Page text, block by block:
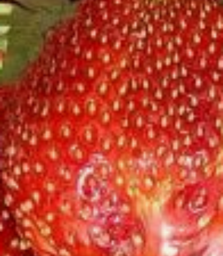
обрывать, не говоря уже
о завязывании плодов, — пусть
не тратят лишние силы.
Когда усы достигнут длины 20 —
30 см, а розеточка не менее 1,5 —
2 см в диаметре, обрезаем
или обрываем ее (придерживая
материнский кустик). Вот теперь-
то и вступают в силу ваши
родительские обязанности. Вы
должны будете обеспечить этих
крох всем самым необходимым —
питанием и влагой.Здесь
возможно два варианта:
Опустить концы усов
в питательный раствор,
закрепив их концы в сосуде,
чтобы случайно не выскочили.
А сами розеточки либо
оставить как есть и подождать,
пока сформируются зачатки
корней, а затем уже посадить
их, либо сразу закрепить
в стаканчиках с субстратом
(как у материнского растения).
Сверху обязательно положить